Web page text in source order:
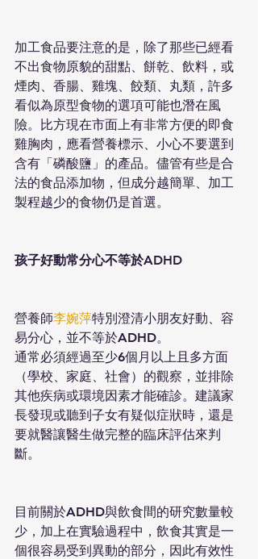
加工食品要注意的是，除了那些已經看
不出食物原貌的甜點、餅乾、飲料，或
煙肉、香腸、雞塊、餃類、丸類，許多
看似為原型食物的選項可能也潛在風
險。比方現在市面上有非常方便的即食
雞胸肉，應看營養標示、小心不要選到
含有「磷酸鹽」的產品。儘管有些是合
法的食品添加物，但成分越簡單、加工
製程越少的食物仍是首選。
孩子好動常分心不等於ADHD
營養師李婉萍特別澄清小朋友好動、容
易分心，並不等於ADHD。
通常必須經過至少6個月以上且多方面
（學校、家庭、社會）的觀察，並排除
其他疾病或環境因素才能確診。建議家
長發現或聽到子女有疑似症狀時，還是
要就醫讓醫生做完整的臨床評估來判
斷。
目前關於ADHD與飲食間的研究數量較
少，加上在實驗過程中，飲食其實是一
個很容易受到異動的部分，因此有效性